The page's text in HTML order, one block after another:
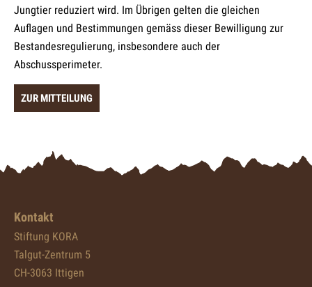
Jungtier reduziert wird. Im Übrigen gelten die gleichen
Auflagen und Bestimmungen gemäss dieser Bewilligung zur
Bestandesregulierung, insbesondere auch der
Abschussperimeter.
ZUR MITTEILUNG
Kontakt
Stiftung KORA
Talgut-Zentrum 5
CH-3063 Ittigen